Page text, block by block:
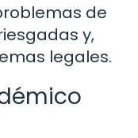
de
y,
legales.